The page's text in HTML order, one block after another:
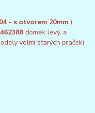
- s otvorem 20mm )
domek levý, a
velmi starých praček)